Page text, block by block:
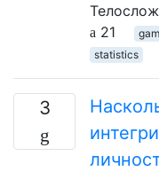
21
statistics
3